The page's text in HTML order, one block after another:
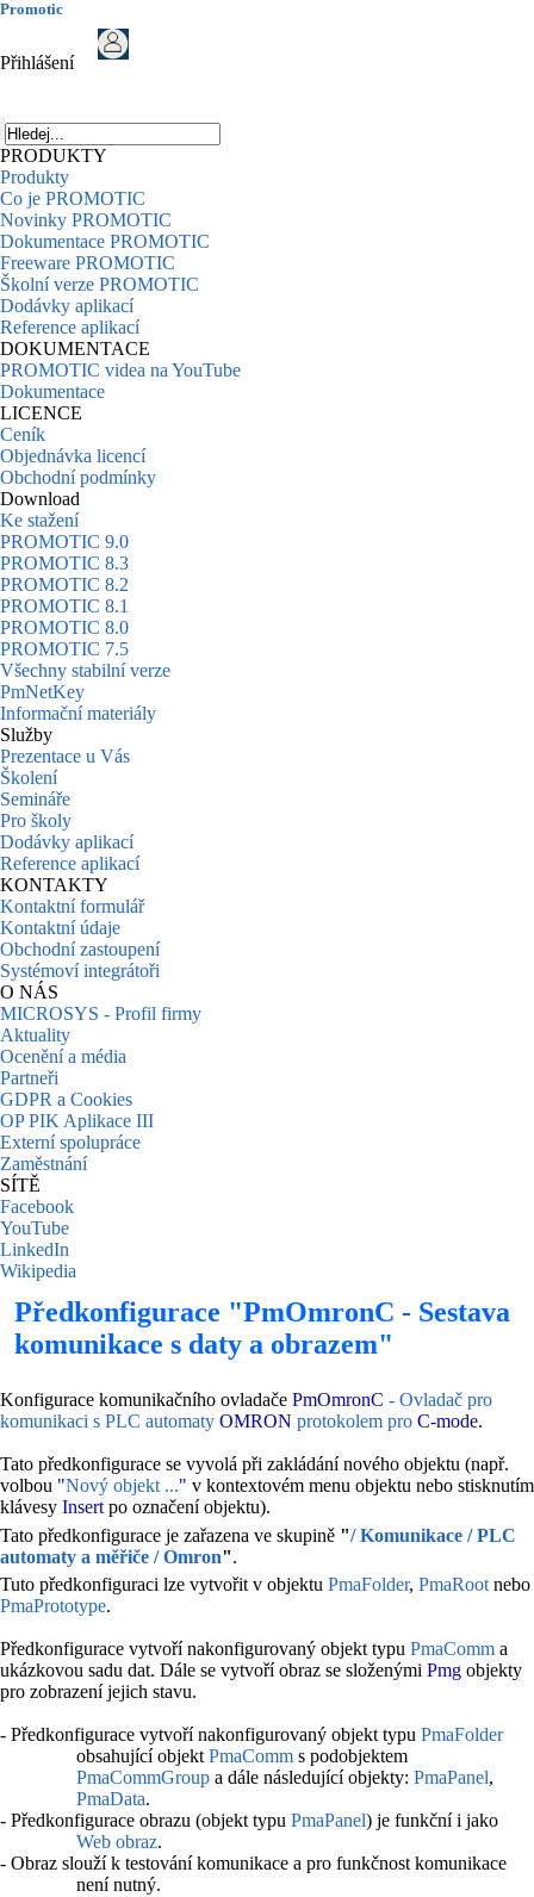
Promotic
Přihlášení
PRODUKTY
Produkty
Co je PROMOTIC
Novinky PROMOTIC
Dokumentace PROMOTIC
Freeware PROMOTIC
Školní verze PROMOTIC
Dodávky aplikací
Reference aplikací
DOKUMENTACE
PROMOTIC videa na YouTube
Dokumentace
LICENCE
Ceník
Objednávka licencí
Obchodní podmínky
Download
Ke stažení
PROMOTIC 9.0
PROMOTIC 8.3
PROMOTIC 8.2
PROMOTIC 8.1
PROMOTIC 8.0
PROMOTIC 7.5
Všechny stabilní verze
PmNetKey
Informační materiály
Služby
Prezentace u Vás
Školení
Semináře
Pro školy
Dodávky aplikací
Reference aplikací
KONTAKTY
Kontaktní formulář
Kontaktní údaje
Obchodní zastoupení
Systémoví integrátoři
O NÁS
MICROSYS - Profil firmy
Aktuality
Ocenění a média
Partneři
GDPR a Cookies
OP PIK Aplikace III
Externí spolupráce
Zaměstnání
SÍTĚ
Facebook
YouTube
LinkedIn
Wikipedia
Předkonfigurace "PmOmronC - Sestava
komunikace s daty a obrazem"
Konfigurace komunikačního ovladače PmOmronC - Ovladač pro
komunikaci s PLC automaty OMRON protokolem pro C-mode.
Tato předkonfigurace se vyvolá při zakládání nového objektu (např.
volbou "Nový objekt ..." v kontextovém menu objektu nebo stisknutím
klávesy Insert po označení objektu).
Tato předkonfigurace je zařazena ve skupině "/ Komunikace / PLC
automaty a měřiče / Omron".
Tuto předkonfiguraci lze vytvořit v objektu PmaFolder, PmaRoot nebo
PmaPrototype.
Předkonfigurace vytvoří nakonfigurovaný objekt typu PmaComm a
ukázkovou sadu dat. Dále se vytvoří obraz se složenými Pmg objekty
pro zobrazení jejich stavu.
- Předkonfigurace vytvoří nakonfigurovaný objekt typu PmaFolder
obsahující objekt PmaComm s podobjektem
PmaCommGroup a dále následující objekty: PmaPanel,
PmaData.
- Předkonfigurace obrazu (objekt typu PmaPanel) je funkční i jako
Web obraz.
- Obraz slouží k testování komunikace a pro funkčnost komunikace
není nutný.